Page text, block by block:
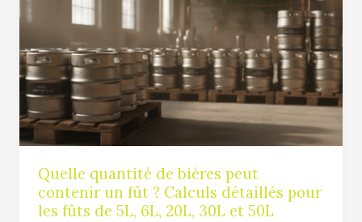
Quelle quantité de bières peut
contenir un fût ? Calculs détaillés pour
les fûts de 5L, 6L, 20L, 30L et 50L
peut
contenir
un
fût
détaillés
pour
les